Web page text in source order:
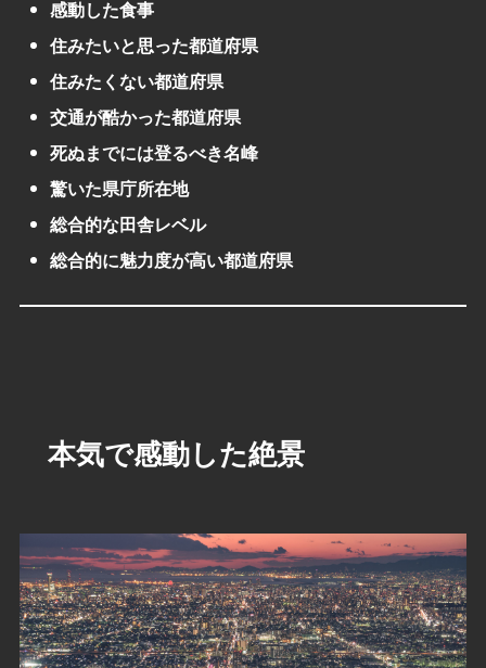
感動した食事
住みたいと思った都道府県
住みたくない都道府県
交通が酷かった都道府県
死ぬまでには登るべき名峰
驚いた県庁所在地
総合的な田舎レベル
総合的に魅力度が高い都道府県
本気で感動した絶景